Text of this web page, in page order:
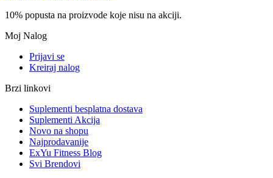
10% popusta na proizvode koje nisu na akciji.
Moj Nalog
Prijavi se
Kreiraj nalog
Brzi linkovi
Suplementi besplatna dostava
Suplementi Akcija
Novo na shopu
Najprodavanije
ExYu Fitness Blog
Svi Brendovi